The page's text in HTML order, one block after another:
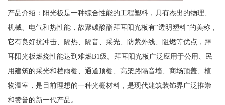
产品介绍：阳光板是一种综合性能的工程塑料，具有杰出的物理、
机械、电气和热性能，故聚碳酸酯拜耳阳光板有“透明塑料”的美称，
它有良好抗冲击、隔热、隔音、采光、防紫外线、阻燃等优点，拜
耳阳光板燃烧性能达到难燃B1级。拜耳阳光板广泛应用于公用、民
用建筑的采光和档雨棚、通道顶棚、高架路隔音墙、商场顶盖、植
物温室，是目前理想的一种光棚材料，是现代建筑装饰界广泛推崇
和赞誉的新一代产品。